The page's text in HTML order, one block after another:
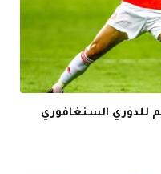
ينضم للدوري السنغافوري